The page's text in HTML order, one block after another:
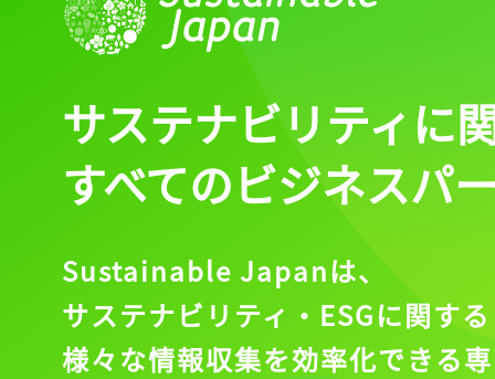
サステナビリティに
すべてのビジネスパ
Sustainable Japanは、
サステナビリティ・ESGに関する
様々な情報収集を効率化できる